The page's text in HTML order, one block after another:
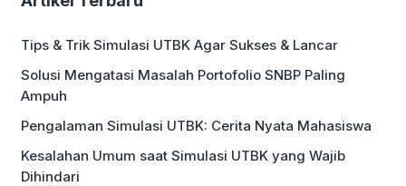
tips atasi malas kuliah di semester akhir
Akhir menjadi solusi bagi mahasiswa
Tips & Trik Simulasi UTBK Agar Sukses & Lancar
Solusi Mengatasi Masalah Portofolio SNBP Paling
Ampuh
Pengalaman Simulasi UTBK: Cerita Nyata Mahasiswa
Kesalahan Umum saat Simulasi UTBK yang Wajib
Dihindari